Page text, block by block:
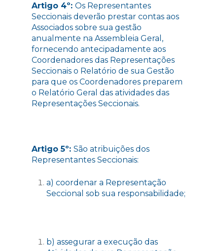
Artigo 4º:Os Representantes
Seccionais deverão prestar contas aos
Associados sobre sua gestão
anualmente na Assembleia Geral,
fornecendo antecipadamente aos
Coordenadores das Representações
Seccionais o Relatório de sua Gestão
para que os Coordenadores preparem
o Relatório Geral das atividades das
Representações Seccionais.
Artigo 5º:São atribuições dos
Representantes Seccionais:
a) coordenar a Representação
Seccional sob sua responsabilidade;
b) assegurar a execução das